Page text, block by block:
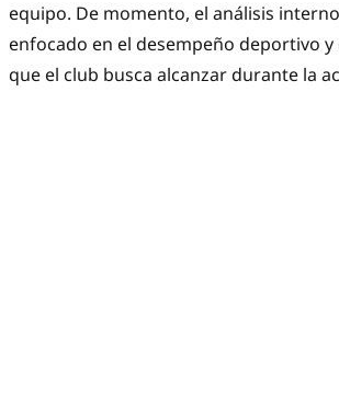
equipo. De momento, el análisis
enfocado en el desempeño deportivo
que el club busca alcanzar durante la